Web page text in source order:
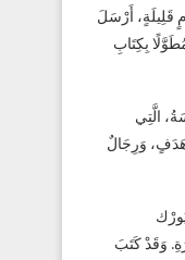
قَلِيلَةٍ، أَرْسَلَ
بِكِتَابِ
الَّتِي
هَدَفٍ، وَرِجَالٌ
وَقَدْ كَتَبَ